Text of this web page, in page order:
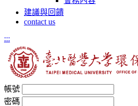
建議與回饋
contact us
:::
帳號
密碼